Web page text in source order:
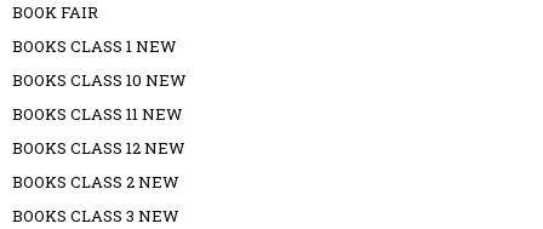
BOOK FAIR
BOOKS CLASS 1 NEW
BOOKS CLASS 10 NEW
BOOKS CLASS 11 NEW
BOOKS CLASS 12 NEW
BOOKS CLASS 2 NEW
BOOKS CLASS 3 NEW